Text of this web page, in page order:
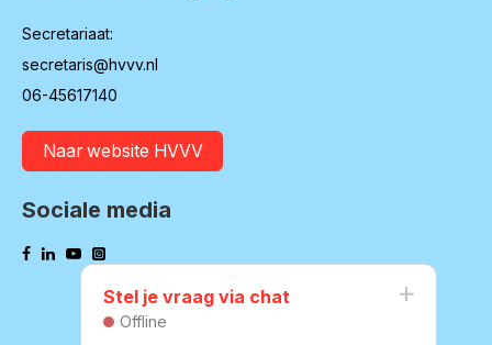
Secretariaat:
secretaris@hvvv.nl
06-45617140
Naar website HVVV
Sociale media
Stel je vraag via chat
Offline